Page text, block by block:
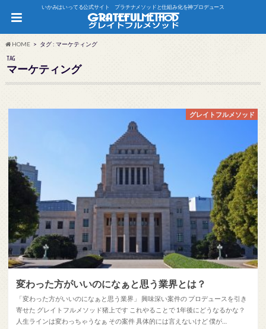
いかみはいってる公式サイト プラチナメソッドと仕組み化を神プロデュース
HOME タグ : マーケティング
TAG
マーケティング
グレイトフルメソッド
変わった方がいいのになぁと思う業界とは？
「変わった方がいいのになぁと思う業界」 興味深い案件の プロデュースを引き
寄せた グレイトフルメソッド猪上です これやることで 1年後にどうなるかな？
人生ラインは変わっちゃうなぁ その案件 具体的には言えないけど 僕が…